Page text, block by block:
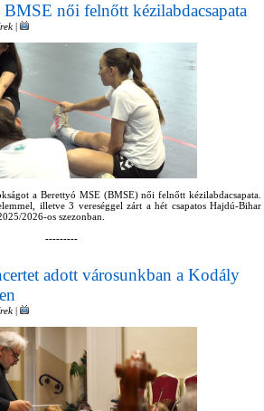
női felnőtt kézilabdacsapata
|
a Berettyó MSE (BMSE) női felnőtt kézilabdacsapata.
illetve 3 vereséggel zárt a hét csapatos Hajdú-Bihar
2026-os szezonban.
---------
adott városunkban a Kodály
|